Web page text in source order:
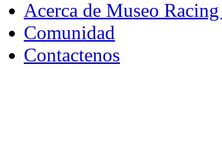
Acerca de Museo
Comunidad
Contactenos